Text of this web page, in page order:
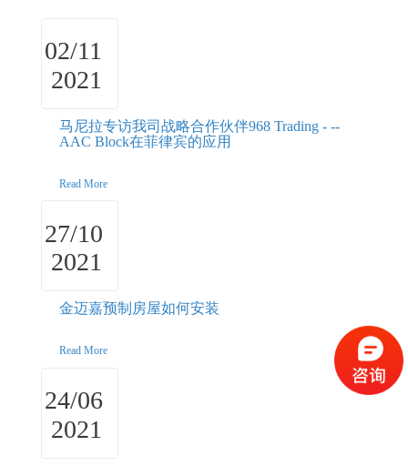
02/11
2021
马尼拉专访我司战略合作伙伴968 Trading - --
AAC Block在菲律宾的应用
Read More
27/10
2021
金迈嘉预制房屋如何安装
Read More
24/06
2021